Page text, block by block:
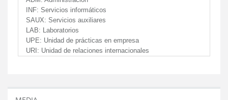
INF: Servicios informáticos
SAUX: Servicios auxiliares
LAB: Laboratorios
UPE: Unidad de prácticas en empresa
URI: Unidad de relaciones internacionales